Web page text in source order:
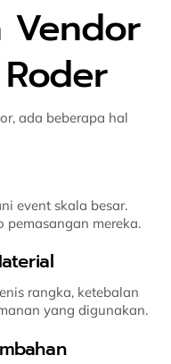
Vendor
ada beberapa hal
event skala besar.
mereka.
rangka, ketebalan
yang digunakan.